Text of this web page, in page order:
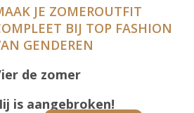
JE ZOMEROUTFIT
BIJ TOP FASHION
GENDEREN
de zomer
is aangebroken!